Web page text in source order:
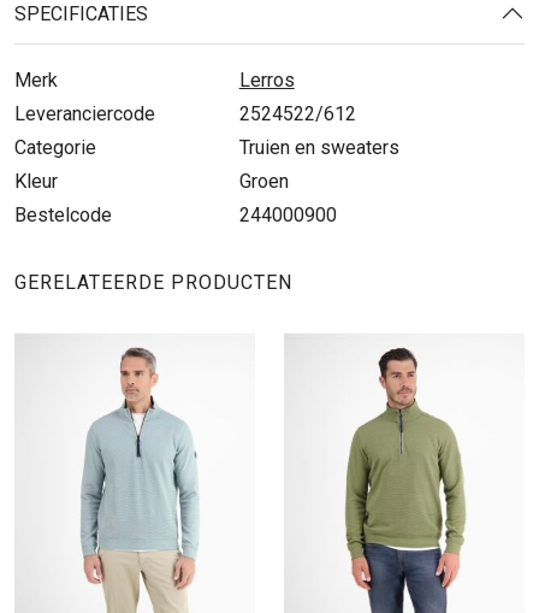
SPECIFICATIES
Merk
Lerros
Leveranciercode
2524522/612
Categorie
Truien en sweaters
Kleur
Groen
Bestelcode
244000900
GERELATEERDE PRODUCTEN